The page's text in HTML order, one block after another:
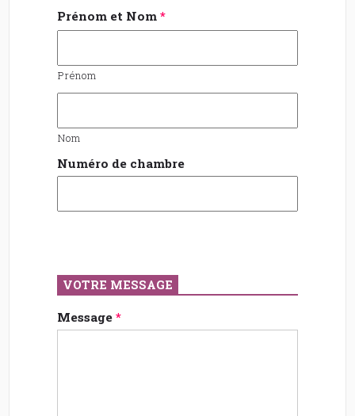
Prénom et Nom *
Prénom
Nom
Numéro de chambre
VOTRE MESSAGE
Message *